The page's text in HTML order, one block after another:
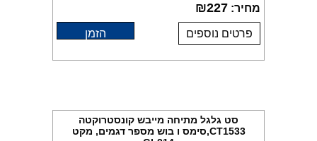
מחיר: ₪227
פרטים נוספים הזמן
סט גלגל מתיחה מייבש קונסטרוקטה
CT1533,סימס ו בוש מספר דגמים, מקט